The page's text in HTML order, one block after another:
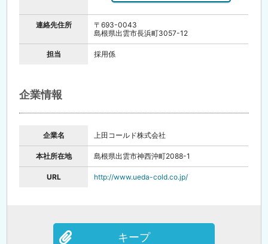
連絡先住所
〒693-0043
島根県出雲市長浜町3057-12
担当 採用係
企業情報
企業名 上田コールド株式会社
本社所在地 島根県出雲市神西沖町2088-1
URL http://www.ueda-cold.co.jp/
キープ